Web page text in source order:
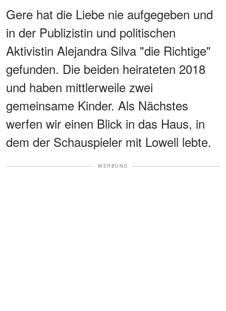
Gere hat die Liebe nie aufgegeben und
in der Publizistin und politischen
Aktivistin Alejandra Silva "die Richtige"
gefunden. Die beiden heirateten 2018
und haben mittlerweile zwei
gemeinsame Kinder. Als Nächstes
werfen wir einen Blick in das Haus, in
dem der Schauspieler mit Lowell lebte.
WERBUNG